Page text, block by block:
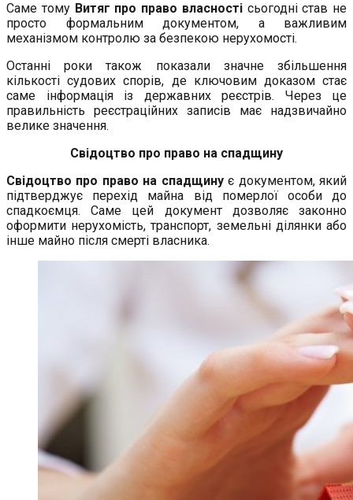
Саме тому Витяг про право власностісьогодні став не
просто формальним документом, а важливим
механізмом контролю за безпекою нерухомості.
Останні роки також показали значне збільшення
кількості судових спорів, де ключовим доказом стає
саме інформація із державних реєстрів. Через це
правильність реєстраційних записів має надзвичайно
велике значення.
Свідоцтво про право на спадщину
Свідоцтво про право на спадщинує документом, який
підтверджує перехід майна від померлої особи до
спадкоємця. Саме цей документ дозволяє законно
оформити нерухомість, транспорт, земельні ділянки або
інше майно після смерті власника.